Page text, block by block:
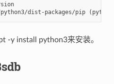
-y install python3来安装。